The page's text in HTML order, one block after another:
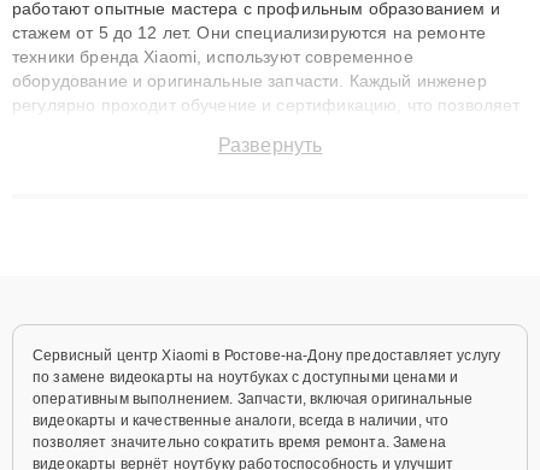
работают опытные мастера с профильным образованием и
стажем от 5 до 12 лет. Они специализируются на ремонте
техники бренда Xiaomi, используют современное
оборудование и оригинальные запчасти. Каждый инженер
регулярно проходит обучение и сертификацию, что позволяет
технику с сохранением гарантии до 3 лет. Наши мастера
Развернуть
Сервисный центр Xiaomi в Ростове-на-Дону предоставляет услугу
по замене видеокарты на ноутбуках с доступными ценами и
оперативным выполнением. Запчасти, включая оригинальные
видеокарты и качественные аналоги, всегда в наличии, что
позволяет значительно сократить время ремонта. Замена
видеокарты вернёт ноутбуку работоспособность и улучшит